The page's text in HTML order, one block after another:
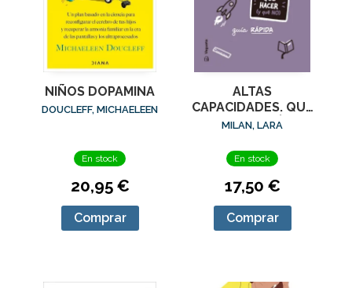
NIÑOS DOPAMINA
DOUCLEFF, MICHAELEEN
En stock
20,95 €
Comprar
ALTAS
CAPACIDADES. QUÉ
HACER (Y QUÉ NO)
MILAN, LARA
En stock
17,50 €
Comprar